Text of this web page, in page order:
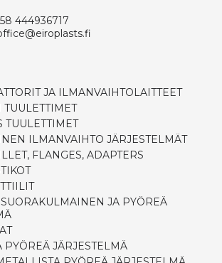
444936717
JA ILMANVAIHTOLAITTEET
TUULETTIMET
TUULETTIMET
ILMANVAIHTO JÄRJESTELMÄT
FLANGES, ADAPTERS
JA PYÖREÄ
PYÖREÄ JÄRJESTELMÄ